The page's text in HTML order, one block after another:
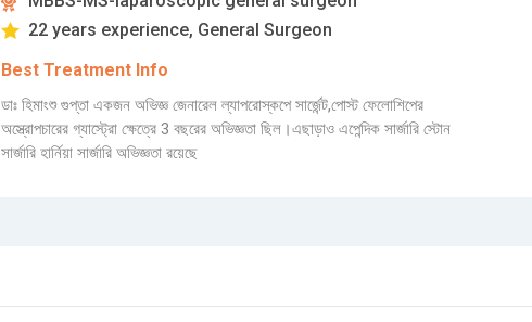
22 years experience, General Surgeon
Best Treatment Info
ডাঃ হিমাংশু গুপ্তা একজন অভিজ্ঞ জেনারেল ল্যাপরোস্কপে সার্জেন্ট,পোস্ট ফেলোশিপের
অস্ত্রোপচারের গ্যাস্ট্রো ক্ষেত্রে 3 বছরের অভিজ্ঞতা ছিল।এছাড়াও এপেন্দিক সার্জারি স্টোন
সার্জারি হার্নিয়া সার্জারি অভিজ্ঞতা রয়েছে